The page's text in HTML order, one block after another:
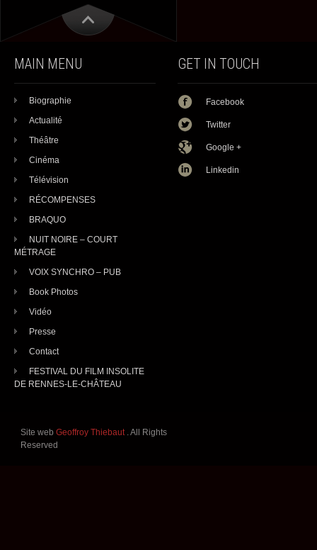
MAIN MENU
Biographie
Actualité
Théâtre
Cinéma
Télévision
RÉCOMPENSES
BRAQUO
NUIT NOIRE – COURT
MÉTRAGE
VOIX SYNCHRO – PUB
Book Photos
Vidéo
Presse
Contact
FESTIVAL DU FILM INSOLITE
DE RENNES-LE-CHÂTEAU
GET IN TOUCH
Facebook
Twitter
Google +
Linkedin
Site webGeoffroy Thiebaut . All Rights
Reserved